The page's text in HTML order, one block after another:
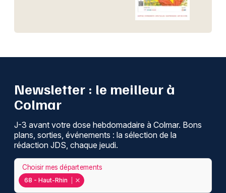
Newsletter : le meilleur à
Colmar
J-3 avant votre dose hebdomadaire à Colmar. Bons
plans, sorties, événements : la sélection de la
rédaction JDS, chaque jeudi.
68 - Haut-Rhin
Choisir mes départements